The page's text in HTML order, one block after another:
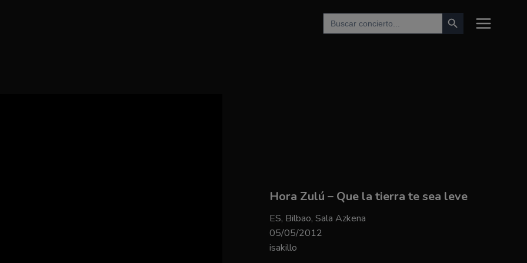
Buscar: Botón de búsqueda
Hora Zulú – Que la tierra te sea leve
ES, Bilbao, Sala Azkena
05/05/2012
isakillo